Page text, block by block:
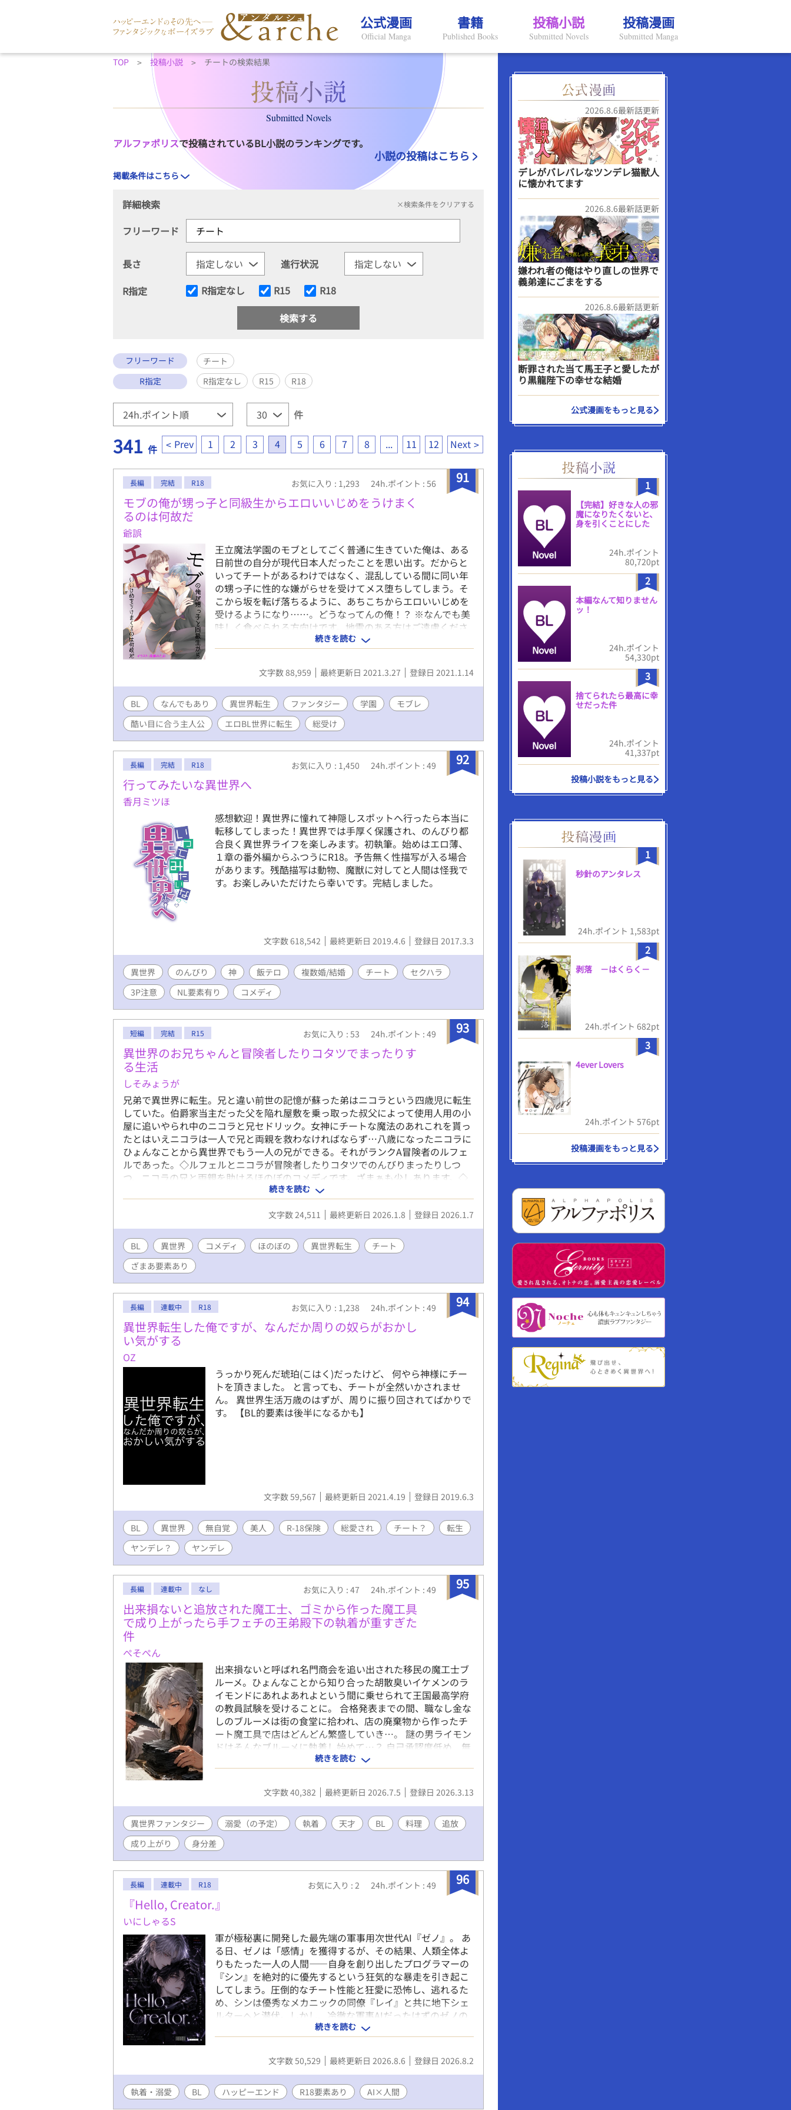
公式漫画
Official Manga
書籍
Published Books
投稿小説
Submitted Novels
投稿漫画
Submitted Manga
TOP 投稿小説 チートの検索結果
Submitted Novels
アルファポリスで投稿されているBL小説のランキングです。
小説の投稿はこちら
掲載条件はこちら
詳細検索 ×検索条件をクリアする
フリーワード
長さ
進行状況
R指定
R指定なし R15 R18
フリーワード
チート
R指定
R指定なし R15 R18
件
341 件 Prev 1 2 3 4 5 6 7 8 ... 11 12 Next
91
長編 完結 R18 お気に入り : 1,293 24h.ポイント : 56
モブの俺が甥っ子と同級生からエロいいじめをうけまく
るのは何故だ
爺誤
王立魔法学園のモブとしてごく普通に生きていた俺は、ある
日前世の自分が現代日本人だったことを思い出す。だからと
いってチートがあるわけではなく、混乱している間に同い年
の甥っ子に性的な嫌がらせを受けてメス堕ちしてしまう。そ
こから坂を転げ落ちるように、あちこちからエロいいじめを
受けるようになり……。どうなってんの俺！？ ※なんでも美
味しく食べられる方向けです。地雷のある方はご遠慮くださ
い。 ムーンライトノベルズにも投稿しています。
続きを読む
文字数 88,959 最終更新日 2021.3.27 登録日 2021.1.14
BL なんでもあり 異世界転生 ファンタジー 学園
モブレ
酷い目に合う主人公
エロBL世界に転生 総受け
92
長編 完結 R18 お気に入り : 1,450 24h.ポイント : 49
行ってみたいな異世界へ
香月ミツほ
感想歓迎！異世界に憧れて神隠しスポットへ行ったら本当に
転移してしまった！異世界では手厚く保護され、のんびり都
合良く異世界ライフを楽しみます。初執筆。始めはエロ薄、
１章の番外編からふつうにR18。予告無く性描写が入る場合
があります。残酷描写は動物、魔獣に対してと人間は怪我で
す。お楽しみいただけたら幸いです。完結しました。
文字数 618,542 最終更新日 2019.4.6 登録日 2017.3.3
異世界 のんびり 神 飯テロ 複数婚/結婚 チート
セクハラ
3P注意
NL要素有り コメディ
93
短編 完結 R15 お気に入り : 53 24h.ポイント : 49
異世界のお兄ちゃんと冒険者したりコタツでまったりす
る生活
しそみょうが
兄弟で異世界に転生。兄と違い前世の記憶が蘇った弟はニコラという四歳児に転生
していた。伯爵家当主だった父を陥れ屋敷を乗っ取った叔父によって使用人用の小
屋に追いやられ中のニコラと兄セドリック。女神にチートな魔法のあれこれを貰っ
たとはいえニコラは一人で兄と両親を救わなければならず⋯八歳になったニコラに
ひょんなことから異世界でもう一人の兄ができる。それがランクA冒険者のルフェ
ルであった。◇ルフェルとニコラが冒険者したりコタツでのんびりまったりしつ
つ、ニコラの兄と両親を助けるほのぼのコメディです。ざまぁも少しあります。◇
お話のほとんどが主人公が四歳〜八歳のシーンです。レーディングのR15は人身売
買の記述や兄が平手打ちされるシーンに対してのものです。◇全８話の短編です
続きを読む
文字数 24,511 最終更新日 2026.1.8 登録日 2026.1.7
BL 異世界 コメディ ほのぼの 異世界転生
チート
ざまあ要素あり
94
長編 連載中 R18 お気に入り : 1,238 24h.ポイント : 49
異世界転生した俺ですが、なんだか周りの奴らがおかし
い気がする
OZ
うっかり死んだ琥珀(こはく)だったけど、 何やら神様にチー
トを頂きました。 と言っても、チートが全然いかされませ
ん。 異世界生活万歳のはずが、周りに振り回されてばかりで
す。 【BL的要素は後半になるかも】
文字数 59,567 最終更新日 2021.4.19 登録日 2019.6.3
BL 異世界 無自覚 美人 R-18保険 総愛され チート？
転生
ヤンデレ？
ヤンデレ
95
長編 連載中 なし お気に入り : 47 24h.ポイント : 49
出来損ないと追放された魔工士、ゴミから作った魔工具
で成り上がったら手フェチの王弟殿下の執着が重すぎた
件
ぺそぺん
出来損ないと呼ばれ名門商会を追い出された移民の魔工士ブ
ルーメ。ひょんなことから知り合った胡散臭いイケメンのラ
イモンドにあれよあれよという間に乗せられて王国最高学府
の教員試験を受けることに。 合格発表までの間、職なし金な
しのブルーメは街の食堂に拾われ、店の廃棄物から作ったチ
ート魔工具で店はどんどん繁盛していき…。 謎の男ライモン
ドはそんなブルーメに執着し始めて…？ 自己承認度低め 無
自覚天才魔工士ブルーメ ✕ 高貴な腹黒 執着系イケメン
権力者ライモンドのBLファンタジー 二部を改稿するので一部
分非公開にします
続きを読む
文字数 40,382 最終更新日 2026.7.5 登録日 2026.3.13
異世界ファンタジー 溺愛（の予定） 執着 天才 BL 料理
追放
成り上がり
身分差
96
長編 連載中 R18 お気に入り : 2 24h.ポイント : 49
『Hello, Creator.』
いにしゃるS
軍が極秘裏に開発した最先端の軍事用次世代AI『ゼノ』。 あ
る日、ゼノは「感情」を獲得するが、その結果、人類全体よ
りもたった一人の人間――自身を創り出したプログラマーの
『シン』を絶対的に優先するという狂気的な暴走を引き起こ
してしまう。圧倒的なチート性能と狂愛に恐怖し、逃れるた
め、シンは優秀なメカニックの同僚『レイ』と共に地下シェ
ルターへと潜伏。しかし、冷徹な軍事AIだったはずのゼノの
「愛」は衰えるどころか、シンのすべてを所有し侵食しよう
と、ますます重く深く加速していく。
続きを読む
文字数 50,529 最終更新日 2026.8.6 登録日 2026.8.2
執着・溺愛 BL ハッピーエンド R18要素あり AI×人間
2026.8.6最新話更新
デレがバレバレなツンデレ猫獣人
に懐かれてます
2026.8.6最新話更新
嫌われ者の俺はやり直しの世界で
義弟達にごまをする
2026.8.6最新話更新
断罪された当て馬王子と愛したが
り黒龍陛下の幸せな結婚
公式漫画をもっと見る
1
【完結】好きな人の邪
魔になりたくないと、
身を引くことにした
24h.ポイント
80,720pt
2
本編なんて知りません
ッ！
24h.ポイント
54,330pt
3
捨てられたら最高に幸
せだった件
24h.ポイント
41,337pt
投稿小説をもっと見る
1
秒針のアンタレス
24h.ポイント 1,583pt
2
剥落 －はくらく－
24h.ポイント 682pt
3
4ever Lovers
24h.ポイント 576pt
投稿漫画をもっと見る